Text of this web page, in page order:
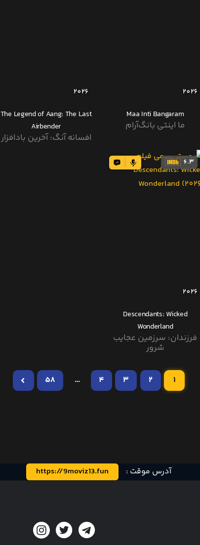
2026
Maa Inti Bangaram
ما اینتی بانگ‌آرام
2026
The Legend of Aang: The Last
Airbender
افسانه آنگ: آخرین بادافزار
6.3
2026
Descendants: Wicked
Wonderland
فرزندان: سرزمین عجایب
شرور
1
2
3
4
…
58
آدرس موقت : https://9moviz13.fun